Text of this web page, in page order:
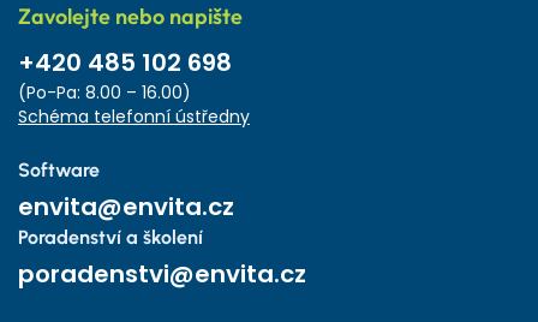
Zavolejte nebo napište
+420 485 102 698
(Po-Pa: 8.00 – 16.00)
Schéma telefonní ústředny
Software
envita@envita.cz
Poradenství a školení
poradenstvi@envita.cz